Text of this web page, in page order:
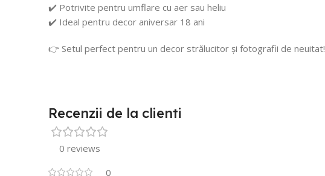
✔️ Potrivite pentru umflare cu aer sau heliu
✔️ Ideal pentru decor aniversar 18 ani
👉 Setul perfect pentru un decor strălucitor și fotografii de neuitat!
Recenzii de la clienti
0 reviews
0